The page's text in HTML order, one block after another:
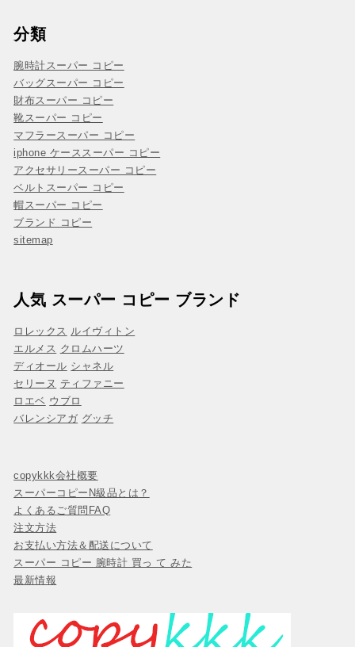
分類
腕時計スーパー コピー
バッグスーパー コピー
財布スーパー コピー
靴スーパー コピー
マフラースーパー コピー
iphone ケーススーパー コピー
アクセサリースーパー コピー
ベルトスーパー コピー
帽スーパー コピー
ブランド コピー
sitemap
人気 スーパー コピー ブランド
ロレックス ルイヴィトン
エルメス クロムハーツ
ディオール シャネル
セリーヌ ティファニー
ロエベ ウブロ
バレンシアガ グッチ
copykkk会社概要
スーパーコピーN級品とは？
よくあるご質問FAQ
注文方法
お支払い方法＆配送について
スーパー コピー 腕時計 買っ て みた
最新情報